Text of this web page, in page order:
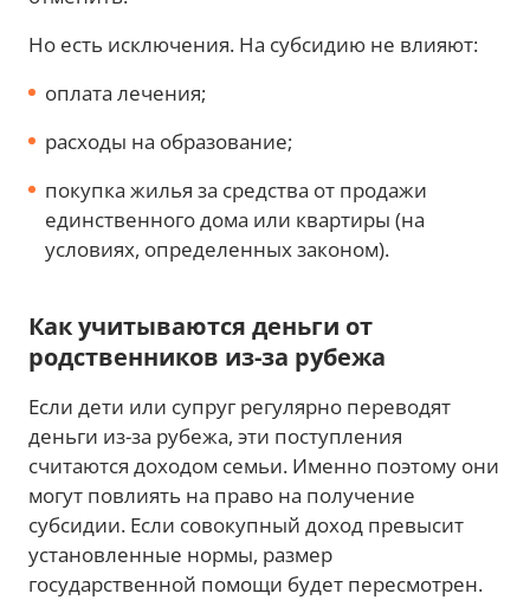
Но есть исключения. На субсидию не влияют:
оплата лечения;
расходы на образование;
покупка жилья за средства от продажи
единственного дома или квартиры (на
условиях, определенных законом).
Как учитываются деньги от
родственников из-за рубежа
Если дети или супруг регулярно переводят
деньги из-за рубежа, эти поступления
считаются доходом семьи. Именно поэтому они
могут повлиять на право на получение
субсидии. Если совокупный доход превысит
установленные нормы, размер
государственной помощи будет пересмотрен.